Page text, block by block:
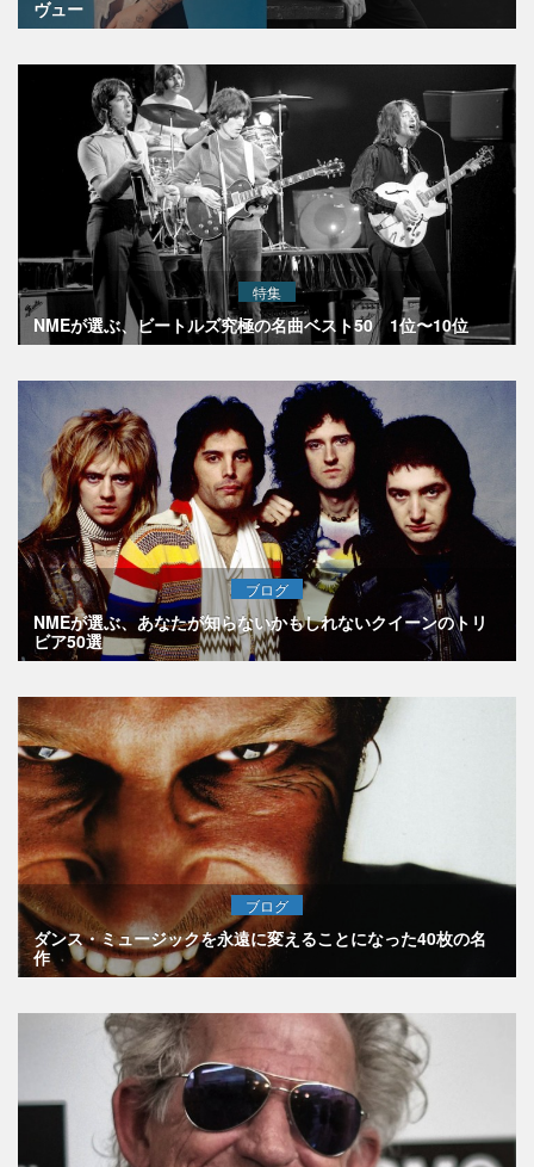
ヴュー
特集
NMEが選ぶ、ビートルズ究極の名曲ベスト50 1位〜10位
ブログ
NMEが選ぶ、あなたが知らないかもしれないクイーンのトリ
ビア50選
ブログ
ダンス・ミュージックを永遠に変えることになった40枚の名
作